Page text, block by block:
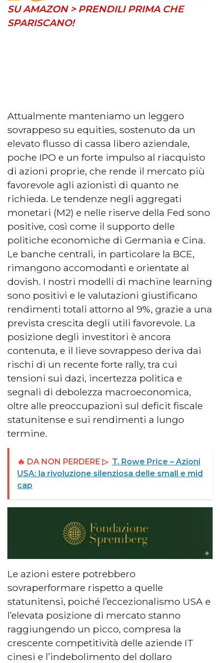
SU AMAZON > PRENDILI PRIMA CHE
SPARISCANO!
Attualmente manteniamo un leggero
sovrappeso su equities, sostenuto da un
elevato flusso di cassa libero aziendale,
poche IPO e un forte impulso al riacquisto
di azioni proprie, che rende il mercato più
favorevole agli azionisti di quanto ne
richieda. Le tendenze negli aggregati
monetari (M2) e nelle riserve della Fed sono
positive, così come il supporto delle
politiche economiche di Germania e Cina.
Le banche centrali, in particolare la BCE,
rimangono accomodanti e orientate al
dovish. I nostri modelli di machine learning
sono positivi e le valutazioni giustificano
rendimenti totali attorno al 9%, grazie a una
prevista crescita degli utili favorevole. La
posizione degli investitori è ancora
contenuta, e il lieve sovrappeso deriva dai
rischi di un recente forte rally, tra cui
tensioni sui dazi, incertezza politica e
segnali di debolezza macroeconomica,
oltre alle preoccupazioni sul deficit fiscale
statunitense e sui rendimenti a lungo
termine.
🔥 DA NON PERDERE ▷ T. Rowe Price – Azioni
USA: la rivoluzione silenziosa delle small e mid
cap
Le azioni estere potrebbero
sovraperformare rispetto a quelle
statunitensi, poiché l’eccezionalismo USA e
l’elevata posizione di mercato stanno
raggiungendo un picco, compresa la
crescente competitività delle aziende IT
cinesi e l’indebolimento del dollaro